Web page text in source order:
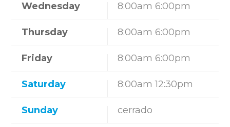
Wednesday 8:00am 6:00pm
Thursday 8:00am 6:00pm
Friday 8:00am 6:00pm
Saturday 8:00am 12:30pm
Sunday cerrado